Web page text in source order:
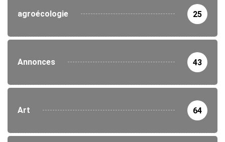
agroécologie 25
Annonces 43
Art 64